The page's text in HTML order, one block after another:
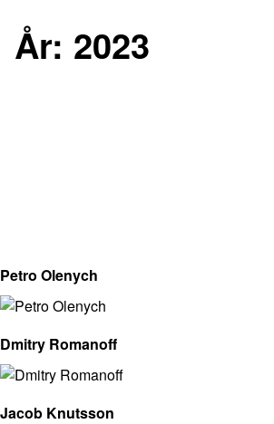
År: 2023
Petro Olenych
Dmitry Romanoff
Jacob Knutsson